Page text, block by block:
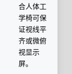
合人体工
学椅可保
证视线平
齐或微俯
视显示
屏。